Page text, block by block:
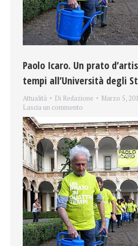
Paolo Icaro. Un prato
tempi all’Università degli
Attualità Di Redazione
Marzo 5,
Lascia un commento